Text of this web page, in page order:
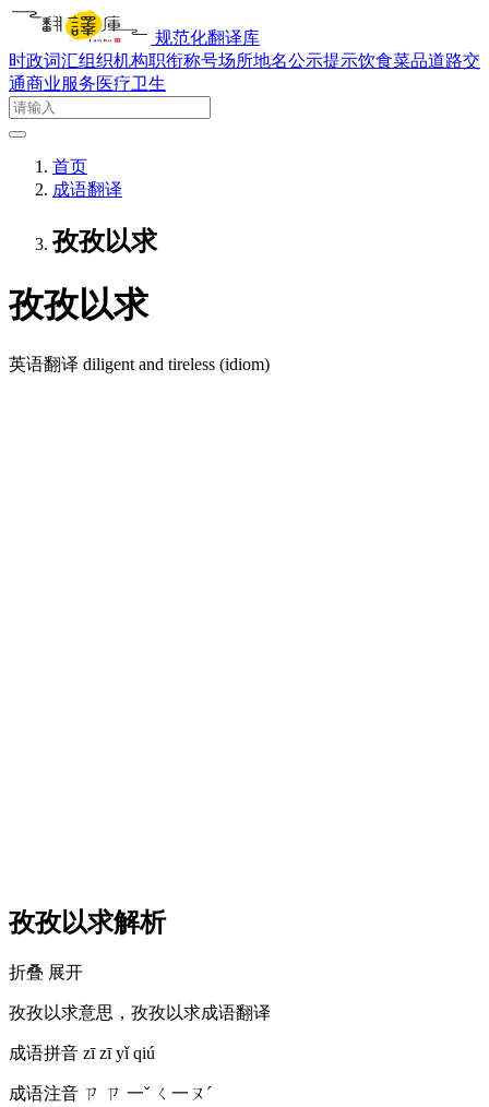
规范化翻译库
时政词汇组织机构职衔称号场所地名公示提示饮食菜品道路交
通商业服务医疗卫生
首页
成语翻译
孜孜以求
孜孜以求
英语翻译 diligent and tireless (idiom)
孜孜以求解析
折叠 展开
孜孜以求意思，孜孜以求成语翻译
成语拼音 zī zī yǐ qiú
成语注音 ㄗ ㄗ 一ˇ ㄑ一ㄡˊ